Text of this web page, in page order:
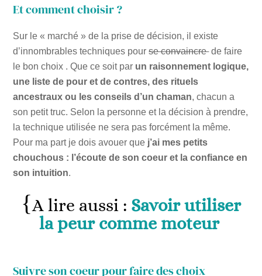
Et comment choisir ?
Sur le « marché » de la prise de décision, il existe
d’innombrables techniques pourse convaincrede faire
le bon choix . Que ce soit par un raisonnement logique,
une liste de pour et de contres, des rituels
ancestraux ou les conseils d’un chaman, chacun a
son petit truc. Selon la personne et la décision à prendre,
la technique utilisée ne sera pas forcément la même.
Pour ma part je dois avouer que j’ai mes petits
chouchous : l’écoute de son coeur et la confiance en
son intuition.
A lire aussi : Savoir utiliser
la peur comme moteur
Suivre son coeur pour faire des choix